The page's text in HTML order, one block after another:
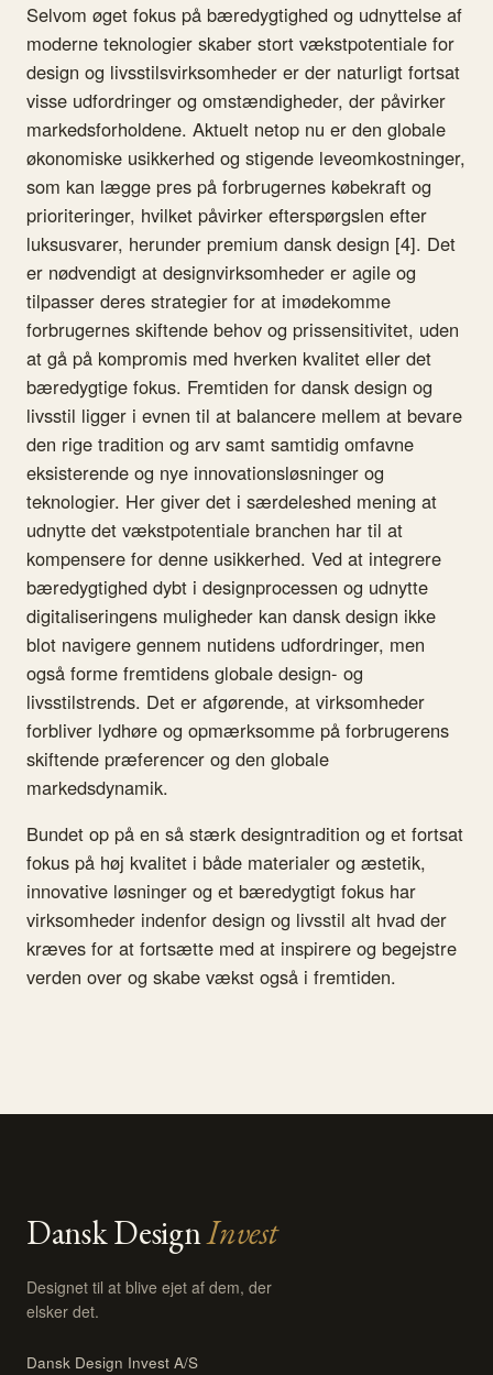
Selvom øget fokus på bæredygtighed og udnyttelse af
moderne teknologier skaber stort vækstpotentiale for
design og livsstilsvirksomheder er der naturligt fortsat
visse udfordringer og omstændigheder, der påvirker
markedsforholdene. Aktuelt netop nu er den globale
økonomiske usikkerhed og stigende leveomkostninger,
som kan lægge pres på forbrugernes købekraft og
prioriteringer, hvilket påvirker efterspørgslen efter
luksusvarer, herunder premium dansk design [4]. Det
er nødvendigt at designvirksomheder er agile og
tilpasser deres strategier for at imødekomme
forbrugernes skiftende behov og prissensitivitet, uden
at gå på kompromis med hverken kvalitet eller det
bæredygtige fokus. Fremtiden for dansk design og
livsstil ligger i evnen til at balancere mellem at bevare
den rige tradition og arv samt samtidig omfavne
eksisterende og nye innovationsløsninger og
teknologier. Her giver det i særdeleshed mening at
udnytte det vækstpotentiale branchen har til at
kompensere for denne usikkerhed. Ved at integrere
bæredygtighed dybt i designprocessen og udnytte
digitaliseringens muligheder kan dansk design ikke
blot navigere gennem nutidens udfordringer, men
også forme fremtidens globale design- og
livsstilstrends. Det er afgørende, at virksomheder
forbliver lydhøre og opmærksomme på forbrugerens
skiftende præferencer og den globale
markedsdynamik.
Bundet op på en så stærk designtradition og et fortsat
fokus på høj kvalitet i både materialer og æstetik,
innovative løsninger og et bæredygtigt fokus har
virksomheder indenfor design og livsstil alt hvad der
kræves for at fortsætte med at inspirere og begejstre
verden over og skabe vækst også i fremtiden.
Dansk DesignInvest
Designet til at blive ejet af dem, der
elsker det.
Dansk Design Invest A/S